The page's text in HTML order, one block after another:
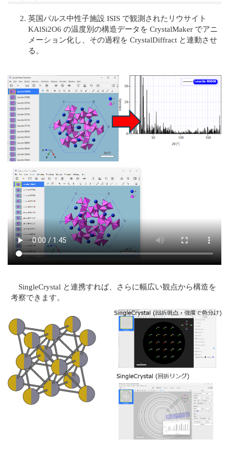
英国パルス中性子施設 ISIS で観測されたリウサイト
KAlSi2O6 の温度別の構造データを CrystalMaker でアニ
メーション化し、その過程を CrystalDiffract と連動させ
る。
SingleCrystal と連携すれば、さらに幅広い観点から構造を
考察できます。